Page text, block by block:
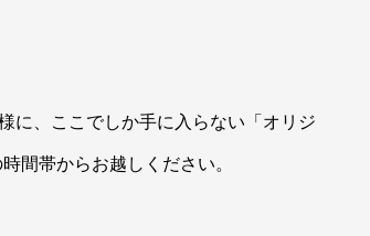
に、ここでしか手に入らない「オリジ
間帯からお越しください。